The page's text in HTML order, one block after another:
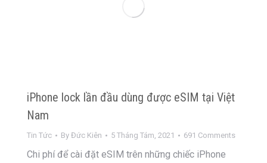
iPhone lock lần đầu dùng được eSIM tại Việt
Nam
Tin Tức By Đức Kiên 5 Tháng Tám, 2021 691 Comments
Chi phí để cài đặt eSIM trên những chiếc iPhone